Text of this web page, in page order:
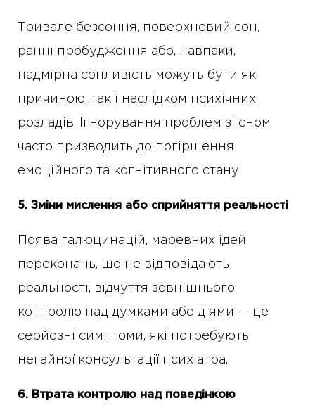
Тривале безсоння, поверхневий сон,
ранні пробудження або, навпаки,
надмірна сонливість можуть бути як
причиною, так і наслідком психічних
розладів. Ігнорування проблем зі сном
часто призводить до погіршення
емоційного та когнітивного стану.
5. Зміни мислення або сприйняття реальності
Поява галюцинацій, маревних ідей,
переконань, що не відповідають
реальності, відчуття зовнішнього
контролю над думками або діями — це
серйозні симптоми, які потребують
негайної консультації психіатра.
6. Втрата контролю над поведінкою